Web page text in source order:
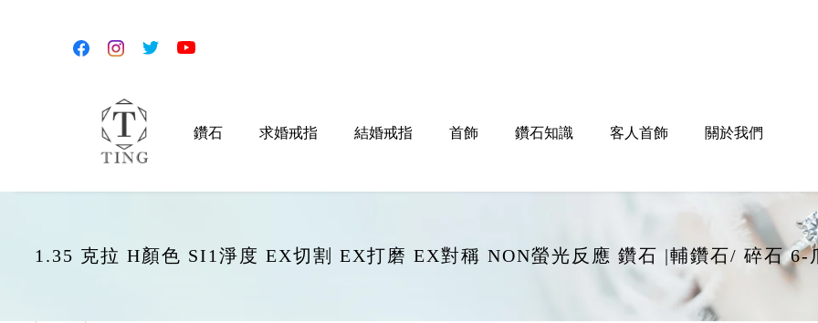
鑽石 求婚戒指 結婚戒指 首飾 鑽石知識 客人首飾 關於我們
1.35 克拉 H顏色 SI1淨度 EX切割 EX打磨 EX對稱 NON螢光反應 鑽石 |輔鑽石/ 碎石